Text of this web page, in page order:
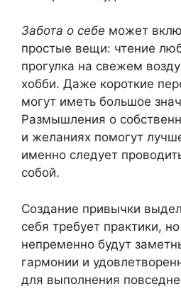
Забота о себе может
простые вещи: чтение
прогулка на свежем
хобби. Даже короткие
могут иметь большое
Размышления о
и желаниях помогут
именно следует
собой.
Создание привычки
себя требует практики,
непременно будут
гармонии и
для выполнения